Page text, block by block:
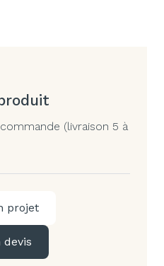
(livraison 5 à
projet
devis